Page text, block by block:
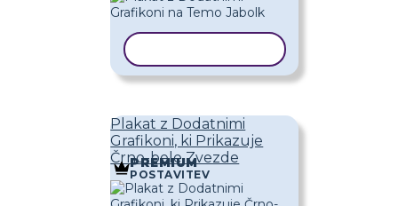
Plakat z Dodatnimi
Grafikoni, ki Prikazuje
Črno-bele Zvezde
PREMIUM
POSTAVITEV